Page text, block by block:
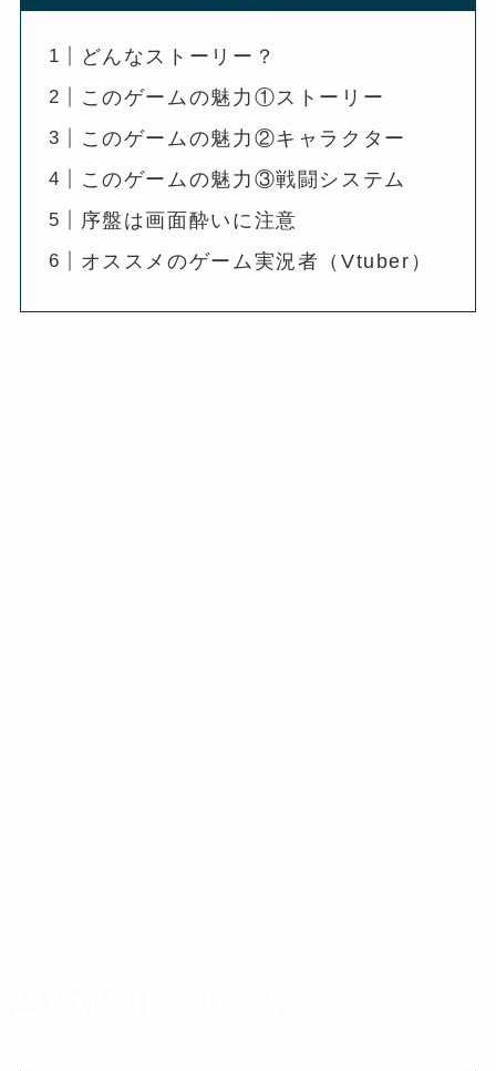
どんなストーリー？
このゲームの魅力①ストーリー
このゲームの魅力②キャラクター
このゲームの魅力③戦闘システム
序盤は画面酔いに注意
オススメのゲーム実況者（Vtuber）